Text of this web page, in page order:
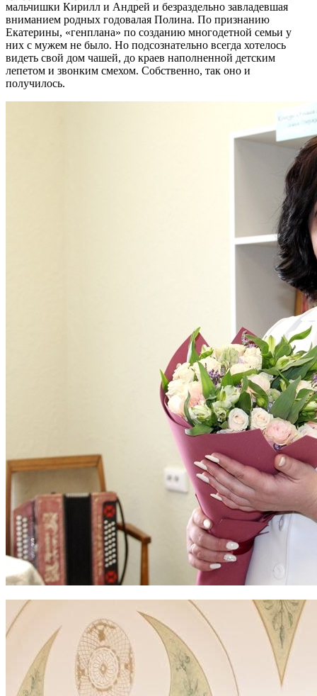
мальчишки Кирилл и Андрей и безраздельно завладевшая
вниманием родных годовалая Полина. По признанию
Екатерины, «генплана» по созданию многодетной семьи у
них с мужем не было. Но подсознательно всегда хотелось
видеть свой дом чашей, до краев наполненной детским
лепетом и звонким смехом. Собственно, так оно и
получилось.